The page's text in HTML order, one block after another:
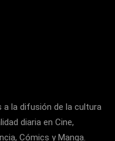
a la difusión de la cultura
diaria en Cine,
Cómics y Manga.